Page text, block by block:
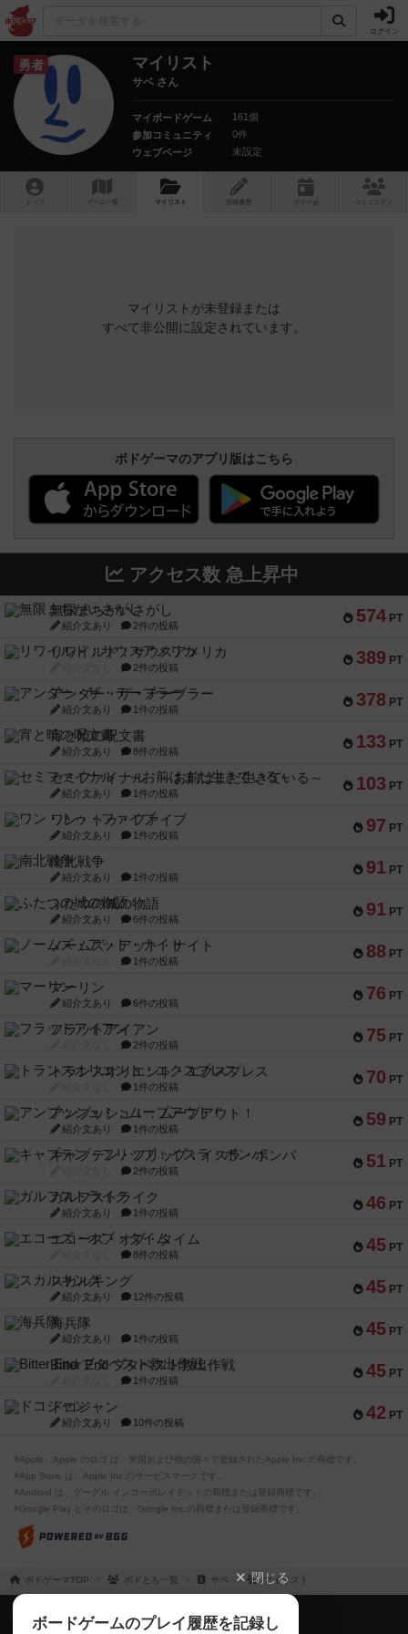
ログイン
勇者 マイリスト
サベ さん
マイボードゲーム
161個
参加コミュニティ
0件
ウェブページ
未設定
トップ ゲーム一覧 マイリスト 投稿履歴 ボ ドゲ コミュニティ
マイリストが未登録または
すべて非公開に設定されています。
ボドゲーマのアプリ版はこちら
アクセス数 急上昇中
574 PT
無限まちがいさがし
紹介文あり 2件の投稿
389 PT
リワイルド：サウスアメリカ
2件の投稿
378 PT
アンダー・ザ・テーブラー
紹介文あり 1件の投稿
133 PT
宵と暁の呪文書
紹介文あり 8件の投稿
103 PT
セミファイナル ～お前はまだ生きている～
紹介文あり 1件の投稿
97 PT
ワン・トゥ・ファイブ
紹介文あり 1件の投稿
91 PT
南北戦争
紹介文あり 1件の投稿
91 PT
ふたつの城の物語
紹介文あり 6件の投稿
88 PT
ノームズ・アット・ナイト
1件の投稿
76 PT
マーリン
紹介文あり 6件の投稿
75 PT
フラットアイアン
2件の投稿
70 PT
トランスオリエント・エクスプレス
1件の投稿
59 PT
アンブッシュ！：ムーブアウト！
紹介文あり 1件の投稿
51 PT
キャプテン・フリップ：イスラ・ボンバ
2件の投稿
46 PT
ガルフストライク
紹介文あり 1件の投稿
45 PT
エコーズ・オブ・タイム
8件の投稿
45 PT
スカルキング
紹介文あり 12件の投稿
45 PT
海兵隊
紹介文あり 1件の投稿
45 PT
Bitter End ブタペスト救出作戦
1件の投稿
42 PT
ドコジャン
紹介文あり 10件の投稿
※Apple、Apple のロゴ は、米国および他の国々で登録されたApple Inc.の商標です。
※App Store は、Apple Inc.のサービスマークです。
※Android は、グーグル インコーポレイテッドの商標または登録商標です。
※Google Play とそのロゴは、Google Inc.の商標または登録商標です。
ボドゲーマTOP ボドとも一覧 サベ マイリスト
閉じる
ボードゲームのプレイ履歴を記録し
ボドゲーマTOP